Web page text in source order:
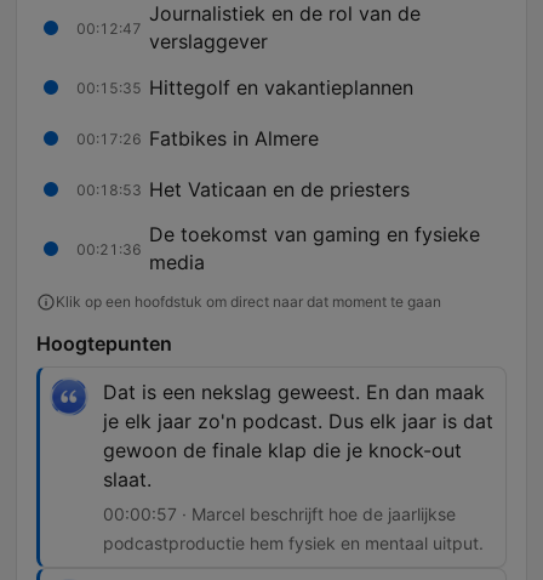
00:12:47
Journalistiek en de rol van de
verslaggever
00:15:35 Hittegolf en vakantieplannen
00:17:26 Fatbikes in Almere
00:18:53 Het Vaticaan en de priesters
00:21:36
De toekomst van gaming en fysieke
media
Klik op een hoofdstuk om direct naar dat moment te gaan
Hoogtepunten
Dat is een nekslag geweest. En dan maak
je elk jaar zo'n podcast. Dus elk jaar is dat
gewoon de finale klap die je knock-out
slaat.
00:00:57 · Marcel beschrijft hoe de jaarlijkse
podcastproductie hem fysiek en mentaal uitput.